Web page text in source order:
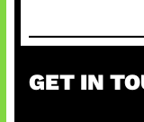
GET IN